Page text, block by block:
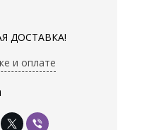
ДОСТАВКА!
и оплате